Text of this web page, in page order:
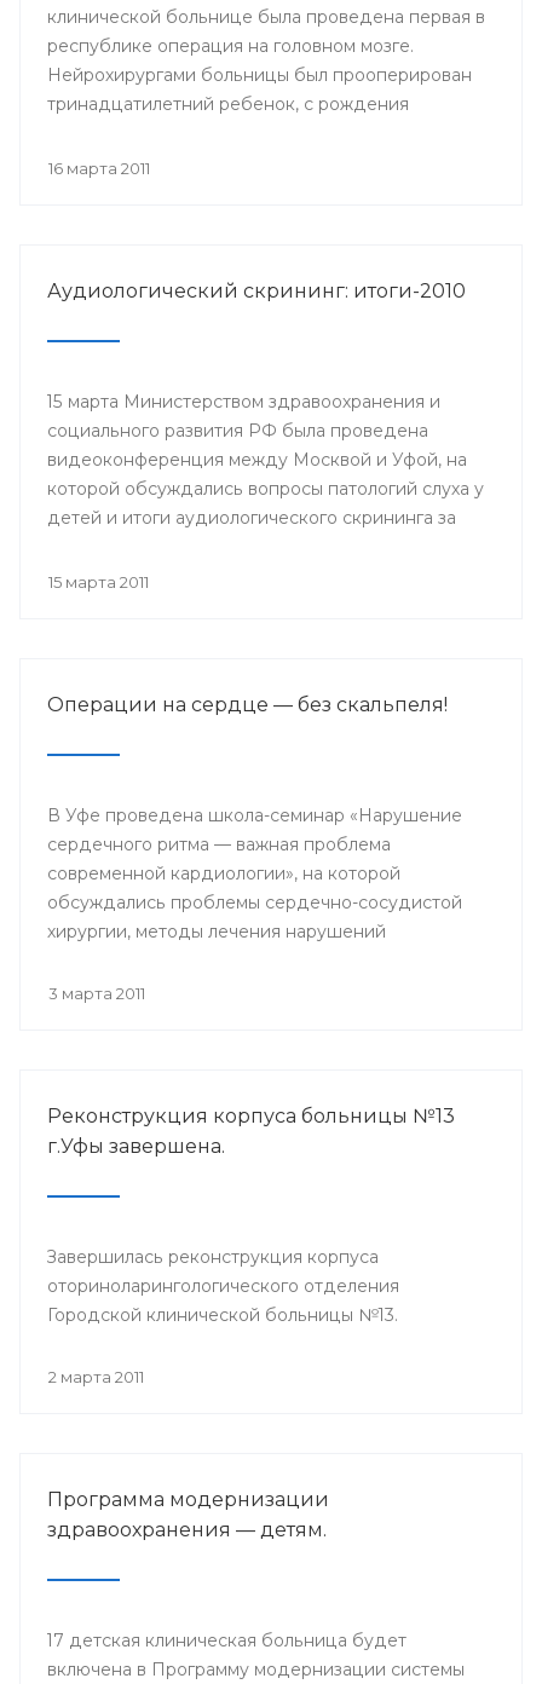
клинической больнице была проведена первая в
республике операция на головном мозге.
Нейрохирургами больницы был прооперирован
тринадцатилетний ребенок, с рождения
16 марта 2011
Аудиологический скрининг: итоги-2010
15 марта Министерством здравоохранения и
социального развития РФ была проведена
видеоконференция между Москвой и Уфой, на
которой обсуждались вопросы патологий слуха у
детей и итоги аудиологического скрининга за
15 марта 2011
Операции на сердце — без скальпеля!
В Уфе проведена школа-семинар «Нарушение
сердечного ритма — важная проблема
современной кардиологии», на которой
обсуждались проблемы сердечно-сосудистой
хирургии, методы лечения нарушений
возможности медикаментозного лечения
3 марта 2011
Реконструкция корпуса больницы №13
г.Уфы завершена.
Завершилась реконструкция корпуса
оториноларингологического отделения
Городской клинической больницы №13.
2 марта 2011
Программа модернизации
здравоохранения — детям.
17 детская клиническая больница будет
включена в Программу модернизации системы